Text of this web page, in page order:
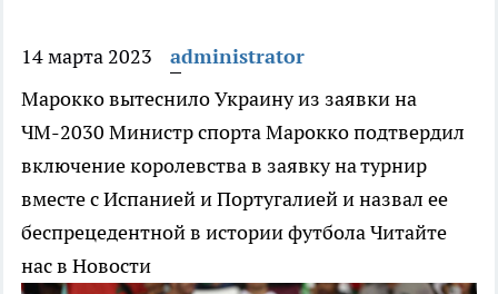
14 марта 2023
administrator
Марокко вытеснило Украину из заявки на
ЧМ-2030 Министр спорта Марокко подтвердил
включение королевства в заявку на турнир
вместе с Испанией и Португалией и назвал ее
беспрецедентной в истории футболаЧитайте
нас в Новости